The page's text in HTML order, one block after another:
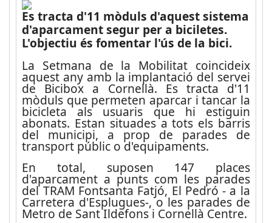
Es tracta d'11 mòduls d'aquest sistema
d'aparcament segur per a biciletes.
L'objectiu és fomentar l'ús de la bici.
La Setmana de la Mobilitat coincideix
aquest any amb la implantació del servei
de Bicibox a Cornellà. Es tracta d'11
mòduls que permeten aparcar i tancar la
bicicleta als usuaris que hi estiguin
abonats. Estan situades a tots els barris
del municipi, a prop de parades de
transport públic o d'equipaments.
En total, suposen 147 places
d'aparcament a punts com les parades
del TRAM Fontsanta Fatjó, El Pedró - a la
Carretera d'Esplugues-, o les parades de
Metro de Sant Ildefons i Cornellà Centre.